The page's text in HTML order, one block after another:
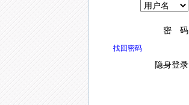
密 码
找回密码
隐身登录